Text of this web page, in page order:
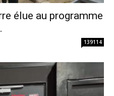
élue au programme
139114